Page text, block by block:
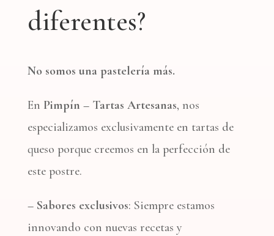
diferentes?
No somos una pastelería más.
En Pimpín – Tartas Artesanas, nos
especializamos exclusivamente en tartas de
queso porque creemos en la perfección de
este postre.
– Sabores exclusivos: Siempre estamos
innovando con nuevas recetas y